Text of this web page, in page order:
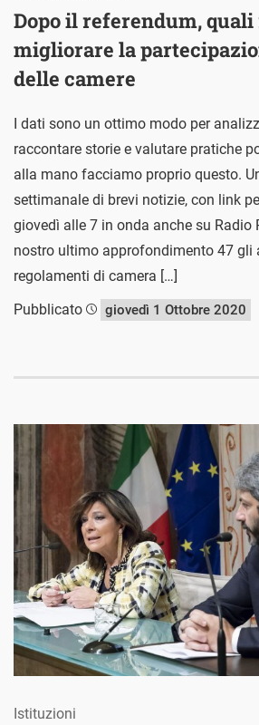
Dopo il referendum,
migliorare la
delle camere
I dati sono un ottimo modo per
raccontare storie e valutare pratiche
alla mano facciamo proprio questo.
settimanale di brevi notizie, con link
giovedì alle 7 in onda anche su Radio
nostro ultimo approfondimento 47 gli
regolamenti di camera […]
Pubblicato
giovedì 1 Ottobre 2020
Istituzioni